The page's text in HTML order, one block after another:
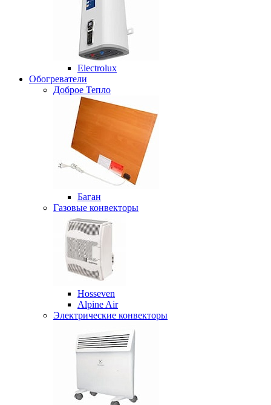
Electrolux
Обогреватели
Доброе Тепло
Баган
Газовые конвекторы
Hosseven
Alpine Air
Электрические конвекторы